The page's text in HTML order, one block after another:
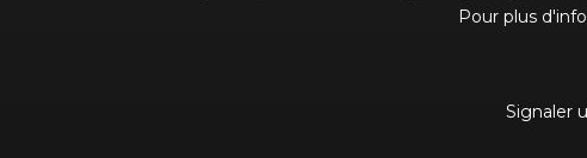
Pour plus
Signaler